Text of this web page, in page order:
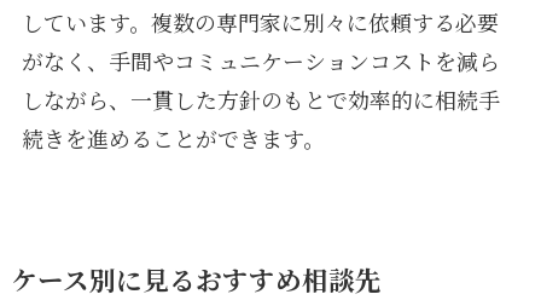
しています。複数の専門家に別々に依頼する必要
がなく、手間やコミュニケーションコストを減ら
しながら、一貫した方針のもとで効率的に相続手
続きを進めることができます。
ケース別に見るおすすめ相談先